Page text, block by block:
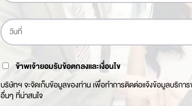
ข้าพเจ้ายอมรับข้อตกลงและเงื่อนไข
บริษัทฯ จะจัดเก็บข้อมูลของท่าน เพื่อทำการติดต่อแจ้งข้อมูลบริกา
อื่นๆ ที่น่าสนใจ